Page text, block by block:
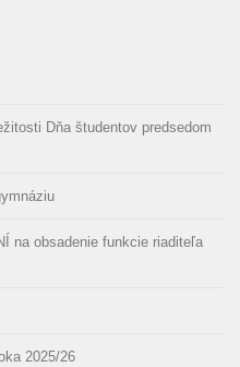
Dňa študentov predsedom
na obsadenie funkcie riaditeľa
2025/26